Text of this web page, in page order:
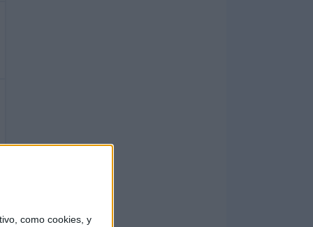
como cookies, y